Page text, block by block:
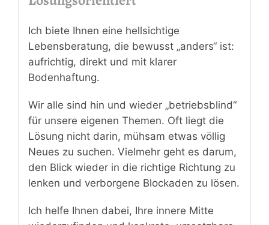
Ich biete Ihnen eine hellsichtige
Lebensberatung, die bewusst „anders“ ist:
aufrichtig, direkt und mit klarer
Bodenhaftung.
Wir alle sind hin und wieder „betriebsblind“
für unsere eigenen Themen. Oft liegt die
Lösung nicht darin, mühsam etwas völlig
Neues zu suchen. Vielmehr geht es darum,
den Blick wieder in die richtige Richtung zu
lenken und verborgene Blockaden zu lösen.
Ich helfe Ihnen dabei, Ihre innere Mitte